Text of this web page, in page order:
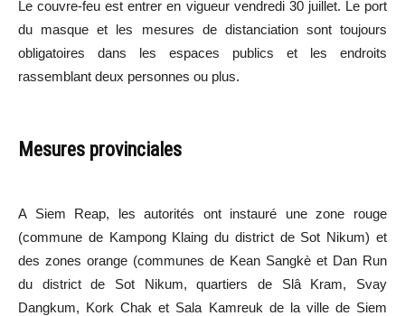
Le couvre-feu est entrer en vigueur vendredi 30 juillet. Le port
du masque et les mesures de distanciation sont toujours
obligatoires dans les espaces publics et les endroits
rassemblant deux personnes ou plus.
Mesures provinciales
A Siem Reap, les autorités ont instauré une zone rouge
(commune de Kampong Klaing du district de Sot Nikum) et
des zones orange (communes de Kean Sangkè et Dan Run
du district de Sot Nikum, quartiers de Slâ Kram, Svay
Dangkum, Kork Chak et Sala Kamreuk de la ville de Siem